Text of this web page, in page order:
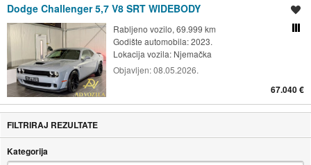
Dodge Challenger 5,7 V8 SRT WIDEBODY
Rabljeno vozilo, 69.999 km
Godište automobila: 2023.
Lokacija vozila: Njemačka
Objavljen:08.05.2026.
67.040 €
FILTRIRAJ REZULTATE
Kategorija